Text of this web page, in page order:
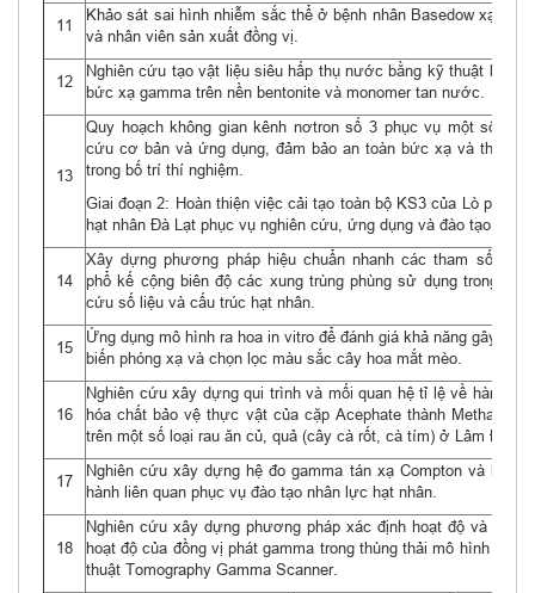
11
Khảo sát sai hình nhiễm sắc thể ở bệnh nhân Basedow xạ trị
và nhân viên sản xuất đồng vị.
12
Nghiên cứu tạo vật liệu siêu hấp thụ nước bằng kỹ thuật biến
bức xạ gamma trên nền bentonite và monomer tan nước.
13
Quy hoạch không gian kênh nơtron số 3 phục vụ một số
cứu cơ bản và ứng dụng, đảm bảo an toàn bức xạ và thuận
trong bố trí thí nghiệm.
Giai đoạn 2: Hoàn thiện việc cải tạo toàn bộ KS3 của Lò phản
hạt nhân Đà Lạt phục vụ nghiên cứu, ứng dụng và đào tạo.
14
Xây dựng phương pháp hiệu chuẩn nhanh các tham số cho
phổ kế cộng biên độ các xung trùng phùng sử dụng trong
cứu số liệu và cấu trúc hạt nhân.
15
Ứng dụng mô hình ra hoa in vitro để đánh giá khả năng gây tạo
biến phóng xạ và chọn lọc màu sắc cây hoa mắt mèo.
16
Nghiên cứu xây dựng qui trình và mối quan hệ tỉ lệ về hàm
hóa chất bảo vệ thực vật của cặp Acephate thành
trên một số loại rau ăn củ, quả (cây cà rốt, cà tím) ở Lâm Đồng.
17
Nghiên cứu xây dựng hệ đo gamma tán xạ Compton và bài
hành liên quan phục vụ đào tạo nhân lực hạt nhân.
18
Nghiên cứu xây dựng phương pháp xác định hoạt độ và phân
hoạt độ của đồng vị phát gamma trong thùng thải mô hình bằng
thuật Tomography Gamma Scanner.